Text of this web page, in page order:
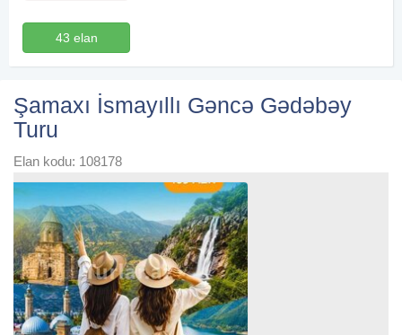
43 elan
Şamaxı İsmayıllı Gəncə Gədəbəy
Turu
Elan kodu: 108178